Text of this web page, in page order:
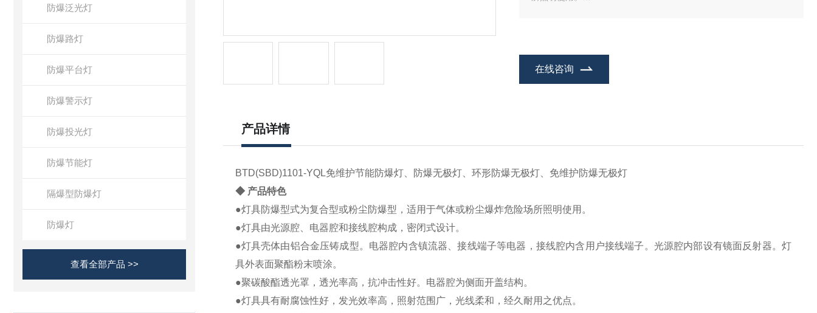
防爆泛光灯
防爆路灯
防爆平台灯
防爆警示灯
防爆投光灯
防爆节能灯
隔爆型防爆灯
防爆灯
查看全部产品 >>
在线咨询
产品详情
BTD(SBD)1101-YQL免维护节能防爆灯、防爆无极灯、环形防爆无极灯、免维护防爆无极灯
◆ 产品特色
●灯具防爆型式为复合型或粉尘防爆型，适用于气体或粉尘爆炸危险场所照明使用。
●灯具由光源腔、电器腔和接线腔构成，密闭式设计。
●灯具壳体由铝合金压铸成型。电器腔内含镇流器、接线端子等电器，接线腔内含用户接线端子。光源腔内部设有镜面反射器。灯
具外表面聚酯粉末喷涂。
●聚碳酸酯透光罩，透光率高，抗冲击性好。电器腔为侧面开盖结构。
●灯具具有耐腐蚀性好，发光效率高，照射范围广，光线柔和，经久耐用之优点。